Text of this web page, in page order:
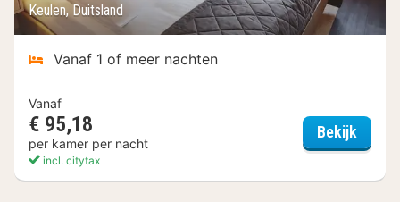
Keulen, Duitsland
Vanaf 1 of meer nachten
Vanaf
€ 95,18
per kamer per nacht
incl. citytax
Bekijk